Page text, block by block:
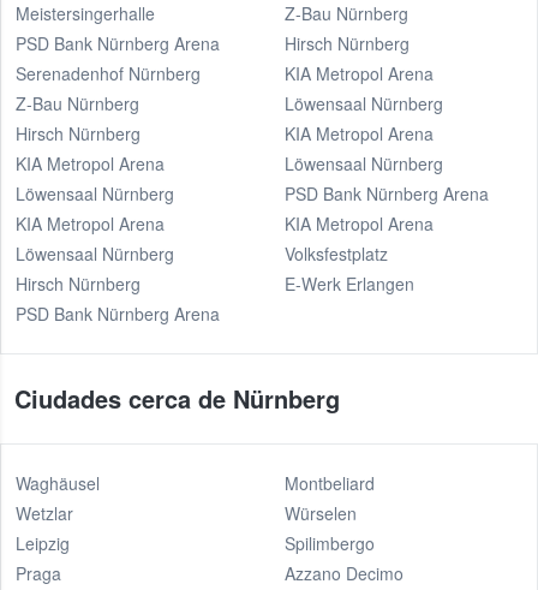
Meistersingerhalle
PSD Bank Nürnberg Arena
Serenadenhof Nürnberg
Z-Bau Nürnberg
Hirsch Nürnberg
KIA Metropol Arena
Löwensaal Nürnberg
KIA Metropol Arena
Löwensaal Nürnberg
Hirsch Nürnberg
PSD Bank Nürnberg Arena
Z-Bau Nürnberg
Hirsch Nürnberg
KIA Metropol Arena
Löwensaal Nürnberg
KIA Metropol Arena
Löwensaal Nürnberg
PSD Bank Nürnberg Arena
KIA Metropol Arena
Volksfestplatz
E-Werk Erlangen
Ciudades cerca de Nürnberg
Waghäusel
Wetzlar
Leipzig
Praga
Montbeliard
Würselen
Spilimbergo
Azzano Decimo